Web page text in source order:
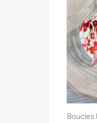
Boucles